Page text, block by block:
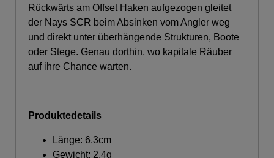
Rückwärts am Offset Haken aufgezogen gleitet
der Nays SCR beim Absinken vom Angler weg
und direkt unter überhängende Strukturen, Boote
oder Stege. Genau dorthin, wo kapitale Räuber
auf ihre Chance warten.
Produktedetails
Länge: 6.3cm
Gewicht: 2.4g